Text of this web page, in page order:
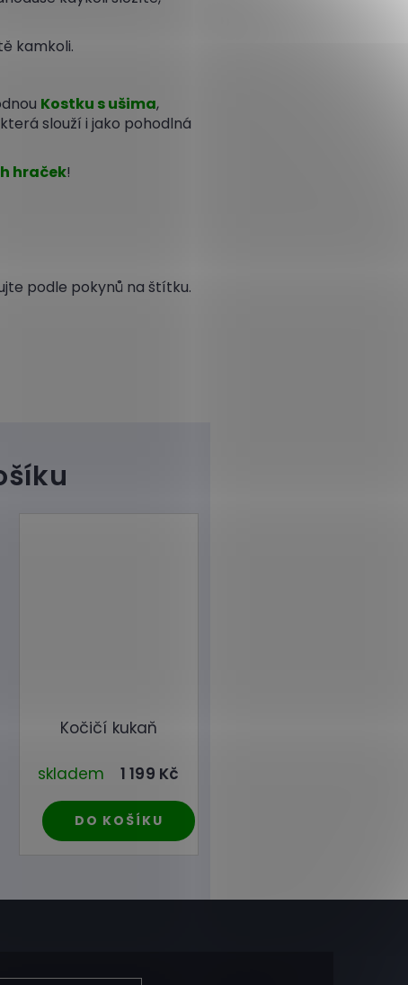
kamkoli.
Kostku s ušima,
slouží i jako pohodlná
hraček!
podle pokynů na štítku.
Kočičí kukaň
skladem 1 199 Kč
DO KOŠÍKU